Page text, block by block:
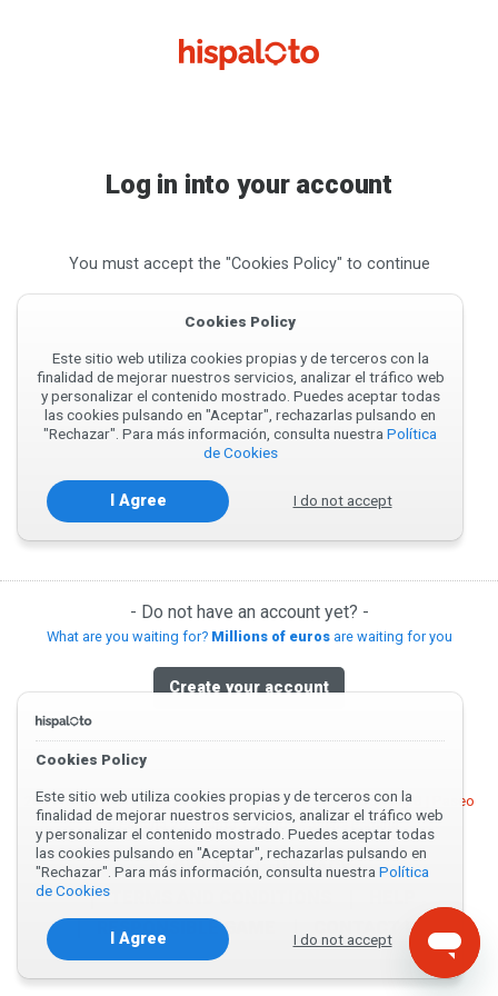
Log in into your account
You must accept the "Cookies Policy" to continue
Cookies Policy
Este sitio web utiliza cookies propias y de terceros con la
finalidad de mejorar nuestros servicios, analizar el tráfico web
y personalizar el contenido mostrado. Puedes aceptar todas
las cookies pulsando en "Aceptar", rechazarlas pulsando en
"Rechazar". Para más información, consulta nuestra Política
de Cookies
I Agree I do not accept
- Do not have an account yet? -
What are you waiting for? Millions of eurosare waiting for you
Create your account
2019-2026 © Inforalia SL | Registration number: B23525728 | Paseo
de España 29, Planta 1 23009 - Jaén - España
ABOUT US
PRIVACY
TERMS AND CONDITIONS
RESPONSIBLE GAME
CONTACT US
Cookies Policy
Este sitio web utiliza cookies propias y de terceros con la
finalidad de mejorar nuestros servicios, analizar el tráfico web
y personalizar el contenido mostrado. Puedes aceptar todas
las cookies pulsando en "Aceptar", rechazarlas pulsando en
"Rechazar". Para más información, consulta nuestra Política
de Cookies
I Agree I do not accept